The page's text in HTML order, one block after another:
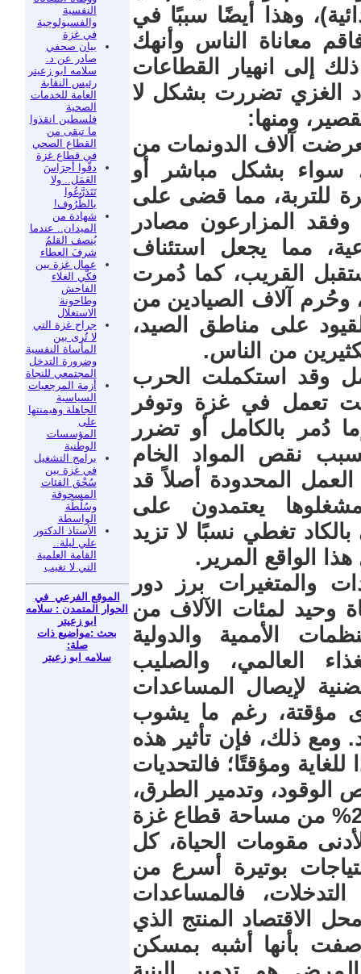
النفسية
والفسيولوجية
في غزة
بيان صحفي
صادر عن د.
سلامه ابو زعيتر
رئيس النقابة
العامة للخدمات
الصحية
فلسطين انقذوا
ما تبقى من
القطاع الصحي
في قطاع غزة
دقّوا أجرَاسَ
العَمَل.. ولا
تَتَذرَّعُوا
بالظُّرُوف!
شهادة من
الميدان.. عندما
يُنصف القلمُ
شرفَ العطاء
عمال غزة بين
فكّي الغلاء
الفاحش
وطاحونة
الاستغلال
جراح غزة التي
لا تُرى بين
المأساة النفسية
وضرورة التدخل
المجتمعي للنجاة
أزمة المرجعيات
السياسية
الجاهلة وهيمنتها
على
المؤسسات
الوطنية
برامج التشغيل
في غزة بين
سُحْق الفئات
المسحوقة
وسُلْطَة
الواسطة
الأستاذ الدكتور
علي ليلة..
القامة العلمية
التي لا تغيب
الموقع الفرعي في
الحوار المتمدن : سلامه
ابو زعيتر
بحث :مواضيع ذات
صلة:
سلامه ابو زعيتر
وهذا أيضًا سببًا في
معاناة الناس وأنهك
إلى انهيار القطاعات
الغزي تضررت بشكل لا
ومنها:
آلاف الدونمات من
سواء بشكل مباشر أو
للتربة، مما قضى على
وفقد المزارعون مصادر
مما يجعل استئناف
القريب، كما دُمرت
وحُرم آلاف الصيادين من
على مناطق الصيد،
من الناس.
وقد استكملت الحرب
تعمل في غزة وتوفر
دُمر بالكامل أو تضرر
نقص المواد الخام
المحدودة أصلاً قد
يعتمدون على
تغطي نسبًا لا تزيد
والمتغيرات برز دور
وحيد لمئات الآلاف من
الأممية والدولية
العالمي، والصليب
لإيصال المساعدات
مؤقتة، رغم ما يشوب
ذلك، فإن تأثير هذه
ومؤقتًا؛ فالتحديات
الوقود، وتدمير الطرق،
ونزوح الناس في مناطق لا تزيد عن 24% من مساحة قطاع غزة
مقومات الحياة، كل
بوتيرة أسرع من
فالمساعدات
الاقتصاد المنتج الذي
بأنها أشبه بمسكن